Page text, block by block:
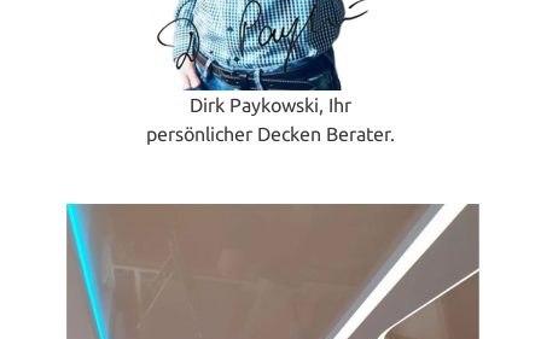
Dirk Paykowski, Ihr
persönlicher Decken Berater.